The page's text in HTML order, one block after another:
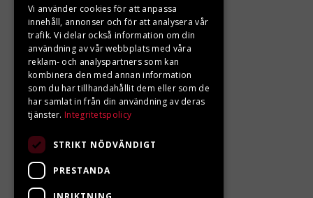
Din BRP återförsäljare i Sveg!
Vi använder cookies för att anpassa
innehåll, annonser och för att analysera vår
trafik. Vi delar också information om din
användning av vår webbplats med våra
reklam- och analyspartners som kan
kombinera den med annan information
som du har tillhandahållit dem eller som de
har samlat in från din användning av deras
tjänster. Integritetspolicy
STRIKT NÖDVÄNDIGT
PRESTANDA